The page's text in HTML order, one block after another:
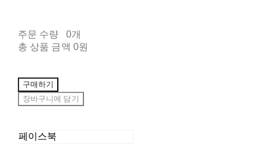
주문 수량
0개
총 상품 금액 0원
구매하기
장바구니에 담기
페이스북